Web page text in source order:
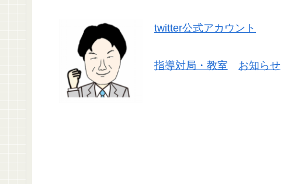
twitter公式アカウント
指導対局・教室 お知らせ